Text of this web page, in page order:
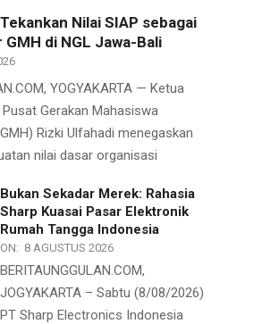
Nilai SIAP sebagai
GMH di NGL Jawa-Bali
YOGYAKARTA — Ketua
Gerakan Mahasiswa
Rizki Ulfahadi menegaskan
nilai dasar organisasi
Bukan Sekadar Merek: Rahasia
Sharp Kuasai Pasar Elektronik
Rumah Tangga Indonesia
ON: 8 AGUSTUS 2026
BERITAUNGGULAN.COM,
JOGYAKARTA – Sabtu (8/08/2026)
PT Sharp Electronics Indonesia